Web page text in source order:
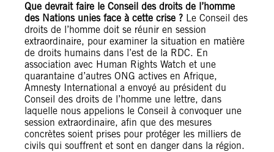
Que devrait faire le Conseil des droits de l’homme
des Nations unies face à cette crise ? Le Conseil des
droits de l’homme doit se réunir en session
extraordinaire, pour examiner la situation en matière
de droits humains dans l’est de la RDC. En
association avec Human Rights Watch et une
quarantaine d’autres ONG actives en Afrique,
Amnesty International a envoyé au président du
Conseil des droits de l’homme une lettre, dans
laquelle nous appelions le Conseil à convoquer une
session extraordinaire, afin que des mesures
concrètes soient prises pour protéger les milliers de
civils qui souffrent et sont en danger dans la région.